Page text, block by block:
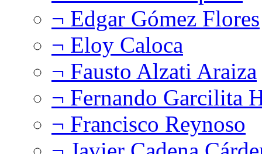
¬ Edgar Gómez Flores
¬ Eloy Caloca
¬ Fausto Alzati Araiza
¬ Fernando Garcilita
¬ Francisco Reynoso